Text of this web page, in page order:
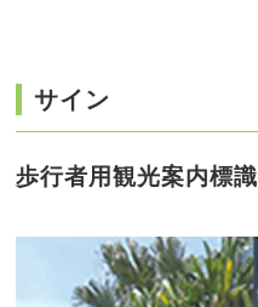
サイン
歩行者用観光案内標識